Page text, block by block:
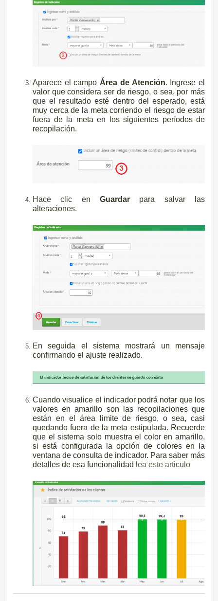
Aparece el campo Área de Atención. Ingrese el
valor que considera ser de riesgo, o sea, por más
que el resultado esté dentro del esperado, está
muy cerca de la meta corriendo el riesgo de estar
fuera de la meta en los siguientes períodos de
recopilación.
Hace clic en Guardar para salvar las
alteraciones.
En seguida el sistema mostrará un mensaje
confirmando el ajuste realizado.
Cuando visualice el indicador podrá notar que los
valores en amarillo son las recopilaciones que
están en el área limite de riesgo, o sea, casi
quedando fuera de la meta estipulada. Recuerde
que el sistema solo muestra el color en amarillo,
si está configurada la opción de colores en la
ventana de consulta de indicador. Para saber más
detalles de esa funcionalidad lea este articulo